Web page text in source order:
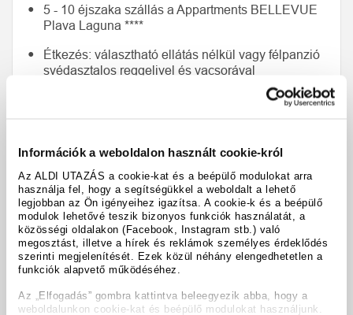
Információk a weboldalon használt cookie-król
Az ALDI UTAZÁS a cookie-kat és a beépülő modulokat arra
használja fel, hogy a segítségükkel a weboldalt a lehető
legjobban az Ön igényeihez igazítsa. A cookie-k és a beépülő
modulok lehetővé teszik bizonyos funkciók használatát, a
közösségi oldalakon (Facebook, Instagram stb.) való
megosztást, illetve a hírek és reklámok személyes érdeklődés
szerinti megjelenítését. Ezek közül néhány elengedhetetlen a
funkciók alapvető működéséhez.
Az „Elfogadás” gombra kattintva beleegyezik abba, hogy a
weboldalunkon cookie-kat és beépülő modulokat használjunk.
5 - 10 éjszaka szállás a Appartments BELLEVUE
Plava Laguna ****
Étkezés: választható ellátás nélkül vagy félpanzió
svédasztalos reggelivel és vacsorával
Részvétel az aktív és szórakoztató programokban
Energia-átalánydíj, ágynemű és végtakarítás
Miniklub gyerekeknek 4 – 12 évvel (májustól
szeptemberig, a helyszíni kiírás szerint vagy
online)
Appartments BELLEVUE Plava Laguna ****